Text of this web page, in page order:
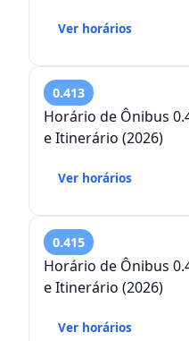
Ver horários
0.413
Horário de Ônibus
e Itinerário (2026)
Ver horários
0.415
Horário de Ônibus
e Itinerário (2026)
Ver horários